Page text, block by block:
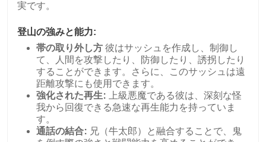
実です。
登山の強みと能力:
帯の取り外し方 彼はサッシュを作成し、制御し
て、人間を攻撃したり、防御したり、誘拐したり
することができます。さらに、このサッシュは遠
距離攻撃にも使用できます。
強化された再生: 上級悪魔である彼は、深刻な怪
我から回復できる急速な再生能力を持っていま
す。
通話の結合: 兄（牛太郎）と融合することで、鬼